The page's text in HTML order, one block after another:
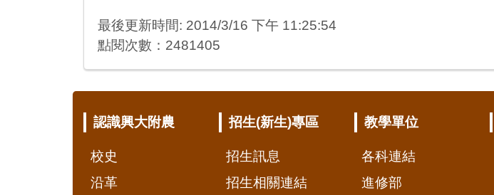
最後更新時間: 2014/3/16 下午 11:25:54
點閱次數：2481405
認識興大附農
校史
沿革
招生(新生)專區
招生訊息
招生相關連結
教學單位
各科連結
進修部